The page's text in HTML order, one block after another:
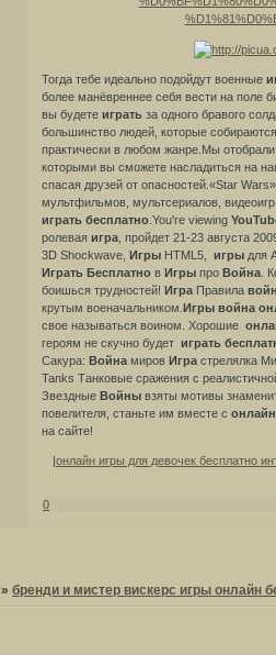
Тогда тебе идеально подойдут военные
более манёвреннее себя вести на поле
вы будетеиграть за одного бравого
большинство людей, которые
практически в любом жанре.Мы
которыми вы сможете насладиться на
спасая друзей от опасностей.«Star
мультфильмов, мультсериалов,
играть бесплатно .You're viewing
ролеваяигра , пройдет 21-23 августа
3D Shockwave,Игры HTML5,игры для
Играть Бесплатно вИгры проВойна .
боишься трудностей!Игра Правила
крутым военачальником.Игры война
свое называться воином. Хорошие
героям не скучно будетиграть
Сакура:Война мировИгра стрелялка
Tanks Танковые сражения с
ЗвездныеВойны взяты мотивы
повелителя, станьте им вместе сонлайн
на сайте!
|онлайн игры для девочек бесплатно
0
»бренди и мистер вискерс игры онлайн